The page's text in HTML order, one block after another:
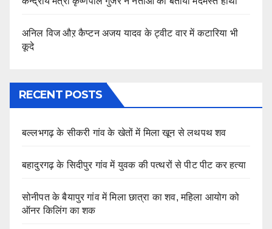
अनिल विज औऱ कैप्टन अजय यादव के ट्वीट वार में कटारिया भी
कूदे
RECENT POSTS
बल्लभगढ़ के सीकरी गांव के खेतों में मिला खून से लथपथ शव
बहादुरगढ़ के सिदीपुर गांव में युवक की पत्थरों से पीट पीट कर हत्या
सोनीपत के बैयापुर गांव में मिला छात्रा का शव, महिला आयोग को
ऑनर किलिंग का शक